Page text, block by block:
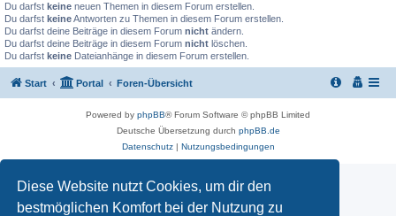
Diese Website nutzt Cookies, um dir den
bestmöglichen Komfort bei der Nutzung zu
Du darfst keine neuen Themen in diesem Forum erstellen.
Du darfst keineAntworten zu Themen in diesem Forum erstellen.
Du darfst deine Beiträge in diesem Forum nicht ändern.
Du darfst deine Beiträge in diesem Forum nicht löschen.
Du darfst keine Dateianhänge in diesem Forum erstellen.
Start Portal Foren-Übersicht
Powered by phpBB® Forum Software © phpBB Limited
Deutsche Übersetzung durch phpBB.de
Datenschutz| Nutzungsbedingungen